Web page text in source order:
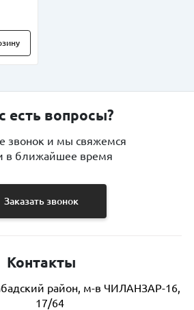
есть вопросы?
звонок и мы свяжемся
в ближайшее время
Заказать звонок
Контакты
район, м-в ЧИЛАНЗАР-16,
17/64